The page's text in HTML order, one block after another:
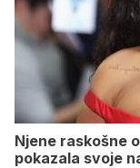
Njene raskošne
pokazala svoje